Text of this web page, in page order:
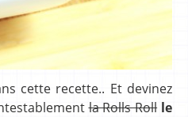
cette recette.. Et devinez
la Rolls Roll le